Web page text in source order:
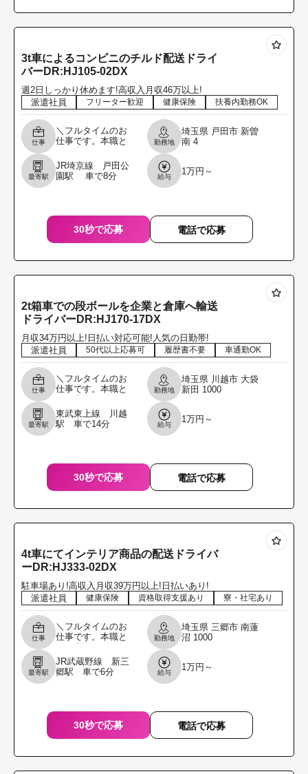
3t車によるコンビニのチルド配送ドライ
バーDR:HJ105-02DX
週2日しっかり休めます!高収入月収46万以上!
派遣社員
フリーター歓迎 健康保険 扶養内勤務OK
仕事
＼フルタイムのお
仕事です。本職と
る方を募集しま
す。／ 3t車にてコ
ンビニのチルド配
勤務地
埼玉県 戸田市 新曽
南 4
最寄駅
JR埼京線 戸田公
園駅 車で8分
給与
1万円～
30秒で応募 電話で応募
2t箱車での段ボールを企業と倉庫へ輸送
ドライバーDR:HJ170-17DX
月収34万円以上!日払い対応可能!人気の日勤帯!
派遣社員
50代以上応募可 履歴書不要 車通勤OK
仕事
＼フルタイムのお
仕事です。本職と
る方を募集しま
す。／ 2t箱車にて
段ボールを企業と
勤務地
埼玉県 川越市 大袋
新田 1000
最寄駅
東武東上線 川越
駅 車で14分
給与
1万円～
30秒で応募 電話で応募
4t車にてインテリア商品の配送ドライバ
ーDR:HJ333-02DX
駐車場あり!高収入月収39万円以上!日払いあり!
派遣社員
健康保険 資格取得支援あり 寮・社宅あり
仕事
＼フルタイムのお
仕事です。本職と
る方を募集しま
す。／ 4t車にて家
具屋・小売店へイ
勤務地
埼玉県 三郷市 南蓮
沼 1000
最寄駅
JR武蔵野線 新三
郷駅 車で6分
給与
1万円～
30秒で応募 電話で応募